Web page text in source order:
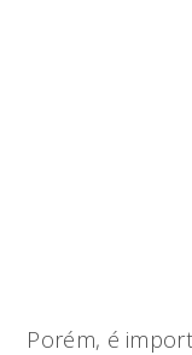
Porém, é